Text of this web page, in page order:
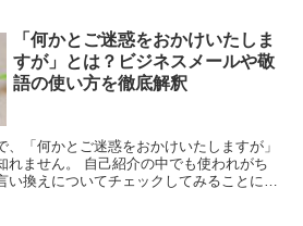
「何かとご迷惑をおかけいたしま
すが」とは？ビジネスメールや敬
語の使い方を徹底解釈
「何かとご迷惑をおかけいたしますが」
れません。 自己紹介の中でも使われがち
い換えについてチェックしてみることにし